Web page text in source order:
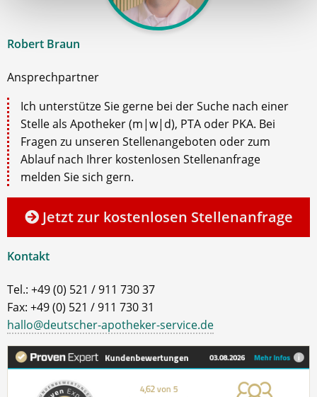
Robert Braun
Ansprechpartner
Ich unterstütze Sie gerne bei der Suche nach einer
Stelle als Apotheker (m|w|d), PTA oder PKA. Bei
Fragen zu unseren Stellenangeboten oder zum
Ablauf nach Ihrer kostenlosen Stellenanfrage
melden Sie sich gern.
Jetzt zur kostenlosen Stellenanfrage
Kontakt
Tel.: +49 (0) 521 / 911 730 37
Fax: +49 (0) 521 / 911 730 31
hallo@deutscher-apotheker-service.de